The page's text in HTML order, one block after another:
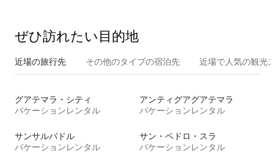
ぜひ訪⁠れ⁠た⁠い目⁠的⁠地
近場の旅行先 その他のタ⁠イ⁠プ⁠の宿⁠泊⁠先 近場で人気の観光
グアテマラ・シティ
バケーションレンタル
アンティグアグアテマラ
バケーションレンタル
サンサルバドル
バケーションレンタル
サン・ペドロ・スラ
バケーションレンタル